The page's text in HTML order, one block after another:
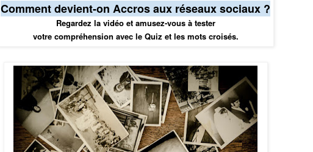
Comment devient-on Accros aux réseaux sociaux ?
Regardez la vidéo et amusez-vous à tester
votre compréhension avec le Quiz et les mots croisés.